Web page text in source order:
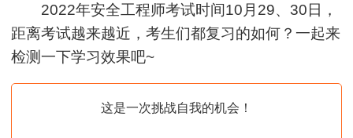
2022年安全工程师考试时间10月29、30日，
距离考试越来越近，考生们都复习的如何？一起来
检测一下学习效果吧~
这是一次挑战自我的机会！